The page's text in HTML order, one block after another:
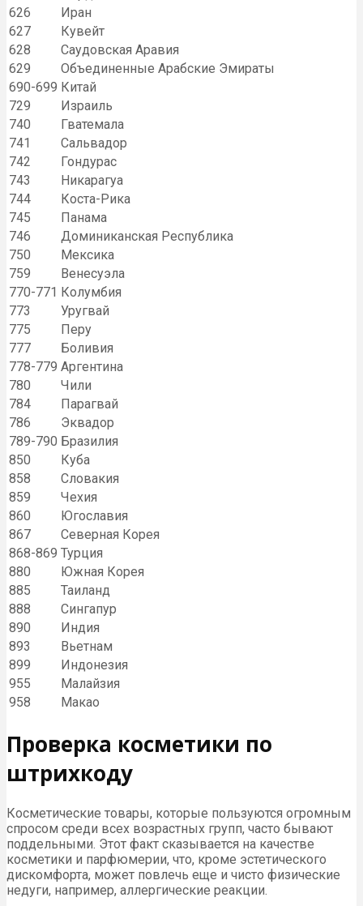
626
Иран
627
Кувейт
628
Саудовская Аравия
629
Объединенные Арабские Эмираты
690-699 Китай
729
Израиль
740
Гватемала
741
Сальвадор
742
Гондурас
743
Никарагуа
744
Коста-Рика
745
Панама
746
Доминиканская Республика
750
Мексика
759
Венесуэла
770-771 Колумбия
773
Уругвай
775
Перу
777
Боливия
778-779 Аргентина
780
Чили
784
Парагвай
786
Эквадор
789-790 Бразилия
850
Куба
858
Словакия
859
Чехия
860
Югославия
867
Северная Корея
868-869 Турция
880
Южная Корея
885
Таиланд
888
Сингапур
890
Индия
893
Вьетнам
899
Индонезия
955
Малайзия
958
Макао
Проверка косметики по
штрихкоду
Косметические товары, которые пользуются огромным
спросом среди всех возрастных групп, часто бывают
поддельными. Этот факт сказывается на качестве
косметики и парфюмерии, что, кроме эстетического
дискомфорта, может повлечь еще и чисто физические
недуги, например, аллергические реакции.